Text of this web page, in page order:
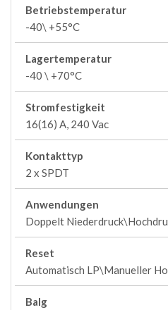
Betriebstemperatur
-40\ +55°C
Lagertemperatur
-40 \ +70°C
Stromfestigkeit
16(16) A, 240 Vac
Kontakttyp
2 x SPDT
Anwendungen
Doppelt
Reset
Automatisch LP\Manueller
Balg